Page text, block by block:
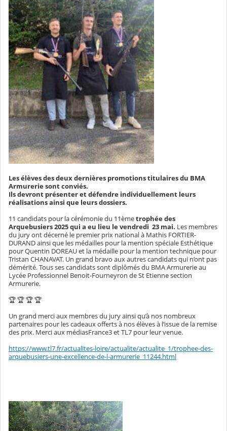
Les élèves des deux dernières promotions titulaires du BMA
Armurerie sont conviés.
Ils devront présenter et défendre individuellement leurs
réalisations ainsi que leurs dossiers.
11 candidats pour la cérémonie du 11èmetrophée des
Arquebusiers 2025 qui a eu lieu le vendredi 23 mai. Les membres
du jury ont décerné le premier prix national à Mathis FORTIER-
DURAND ainsi que les médailles pour la mention spéciale Esthétique
pour Quentin DOREAU et la médaille pour la mention technique pour
Tristan CHANAVAT. Un grand bravo aux autres candidats qui n’ont pas
démérité. Tous ses candidats sont diplômés du BMA Armurerie au
Lycée Professionnel Benoit-Fourneyron de St Etienne section
Armurerie.
🏆 🏆 🏆 🏆
Un grand merci aux membres du jury ainsi qu’à nos nombreux
partenaires pour les cadeaux offerts à nos élèves à l’issue de la remise
des prix. Merci aux médiasFrance3 et TL7 pour leur venue.
https://www.tl7.fr/actualites-loire/actualite/actualite_1/trophee-des-
arquebusiers-une-excellence-de-l-armurerie_11244.html